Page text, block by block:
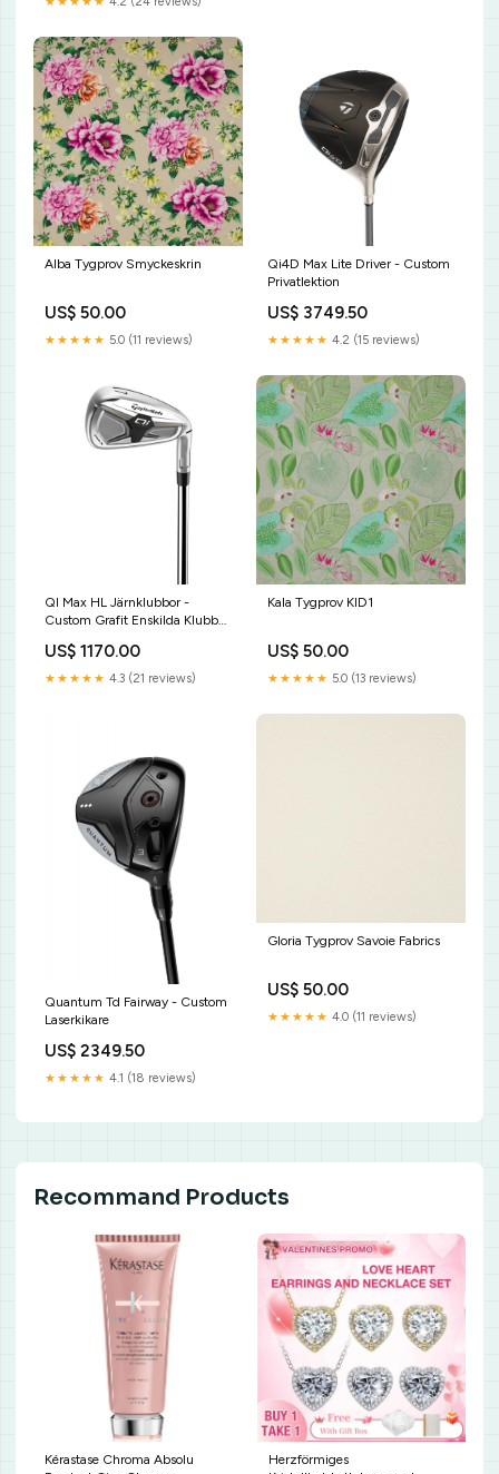
Alba Tygprov Smyckeskrin
US$ 50.00
★★★★★ 5.0 (11 reviews)
Qi4D Max Lite Driver - Custom
Privatlektion
US$ 3749.50
★★★★★ 4.2 (15 reviews)
QI Max HL Järnklubbor -
Custom Grafit Enskilda Klubbor
US$ 1170.00
★★★★★ 4.3 (21 reviews)
Kala Tygprov KID1
US$ 50.00
★★★★★ 5.0 (13 reviews)
Quantum Td Fairway - Custom
Laserkikare
US$ 2349.50
★★★★★ 4.1 (18 reviews)
Gloria Tygprov Savoie Fabrics
US$ 50.00
★★★★★ 4.0 (11 reviews)
Recommand Products
Kérastase Chroma Absolu
Herzförmiges